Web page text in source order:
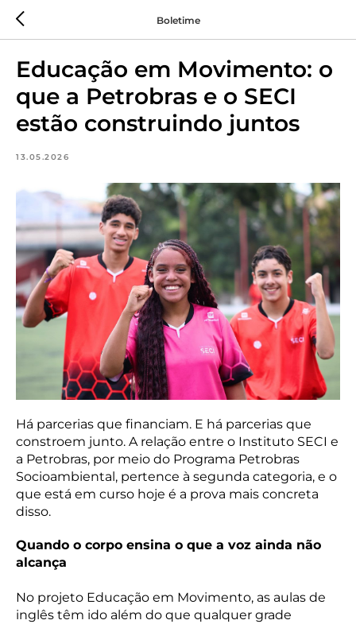
Boletime
Educação em Movimento: o
que a Petrobras e o SECI
estão construindo juntos
13.05.2026
Há parcerias que financiam. E há parcerias que
constroem junto. A relação entre o Instituto SECI e
a Petrobras, por meio do Programa Petrobras
Socioambiental, pertence à segunda categoria, e o
que está em curso hoje é a prova mais concreta
disso.
Quando o corpo ensina o que a voz ainda não
alcança
No projeto Educação em Movimento, as aulas de
inglês têm ido além do que qualquer grade